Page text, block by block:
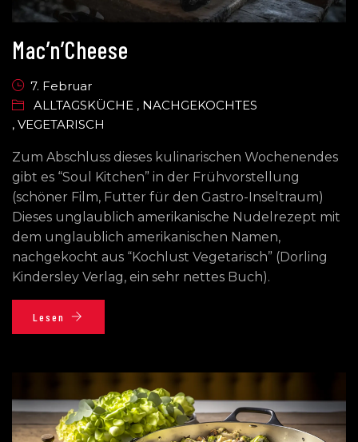
Mac’n’Cheese
7. Februar
ALLTAGSKÜCHE , NACHGEKOCHTES
, VEGETARISCH
Zum Abschluss dieses kulinarischen Wochenendes
gibt es “Soul Kitchen” in der Frühvorstellung
(schöner Film, Futter für den Gastro-Inseltraum)
Dieses unglaublich amerikanische Nudelrezept mit
dem unglaublich amerikanischen Namen,
nachgekocht aus “Kochlust Vegetarisch” (Dorling
Kindersley Verlag, ein sehr nettes Buch).
Lesen